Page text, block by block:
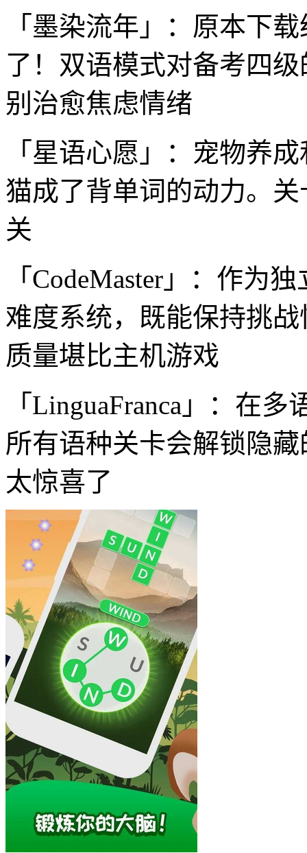
「墨染流年」：原本下
了！双语模式对备考四
别治愈焦虑情绪
「星语心愿」：宠物养
猫成了背单词的动力。
关
「CodeMaster」：作为
难度系统，既能保持挑
质量堪比主机游戏
「LinguaFranca」：在
所有语种关卡会解锁隐
太惊喜了